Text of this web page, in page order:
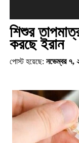
শিশুর
করছে ইরান
পোস্ট হয়েছে: নভেম্বর ৭,